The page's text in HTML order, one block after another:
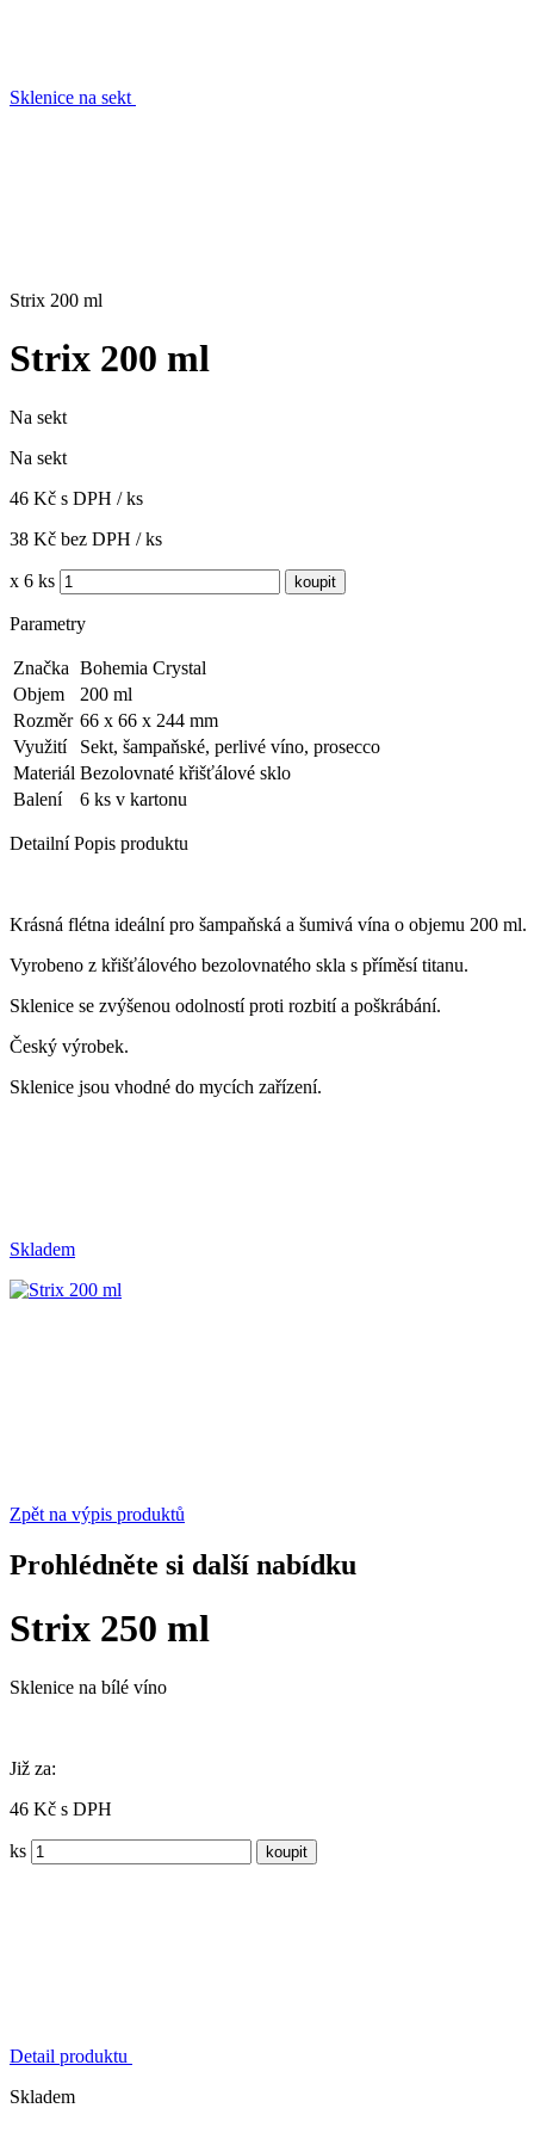
Sklenice na sekt
Strix 200 ml
Strix 200 ml
Na sekt
Na sekt
46 Kč s DPH / ks
38 Kč bez DPH / ks
x 6 ks
Parametry
Značka Bohemia Crystal
Objem
200 ml
Rozměr 66 x 66 x 244 mm
Využití
Sekt, šampaňské, perlivé víno, prosecco
Materiál Bezolovnaté křišťálové sklo
Balení
6 ks v kartonu
Detailní Popis produktu
Krásná flétna ideální pro šampaňská a šumivá vína o objemu 200 ml.
Vyrobeno z křišťálového bezolovnatého skla s příměsí titanu.
Sklenice se zvýšenou odolností proti rozbití a poškrábání.
Český výrobek.
Sklenice jsou vhodné do mycích zařízení.
Skladem
Zpět na výpis produktů
Prohlédněte si další nabídku
Strix 250 ml
Sklenice na bílé víno
Již za:
46 Kč s DPH
ks
Detail produktu
Skladem